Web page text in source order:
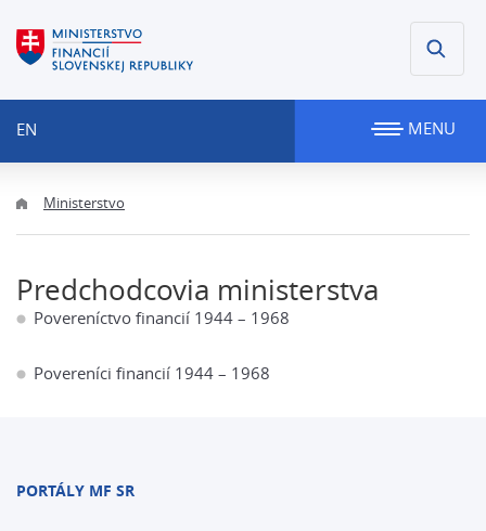
EN MENU
Ministerstvo
Predchodcovia ministerstva
Povereníctvo financií 1944 – 1968
Povereníci financií 1944 – 1968
PORTÁLY MF SR